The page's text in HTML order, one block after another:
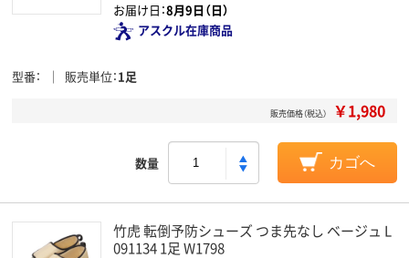
お届け日：8月9日（日）
アスクル在庫商品
型番 販売単位 1足
販売価格（税込） ￥1,980
数量 カゴへ
竹虎 転倒予防シューズ つま先なし ベージュ L
091134 1足 W1798